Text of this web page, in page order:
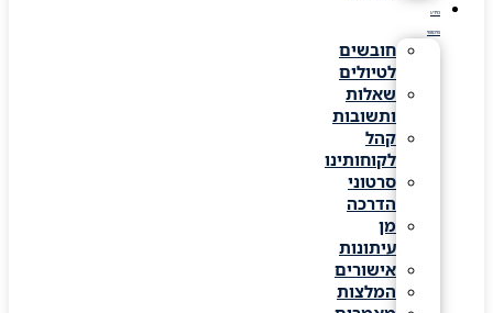
חובשים
לטיולים
שאלות
ותשובות
קהל
לקוחותינו
סרטוני
הדרכה
מן
עיתונות
אישורים
המלצות